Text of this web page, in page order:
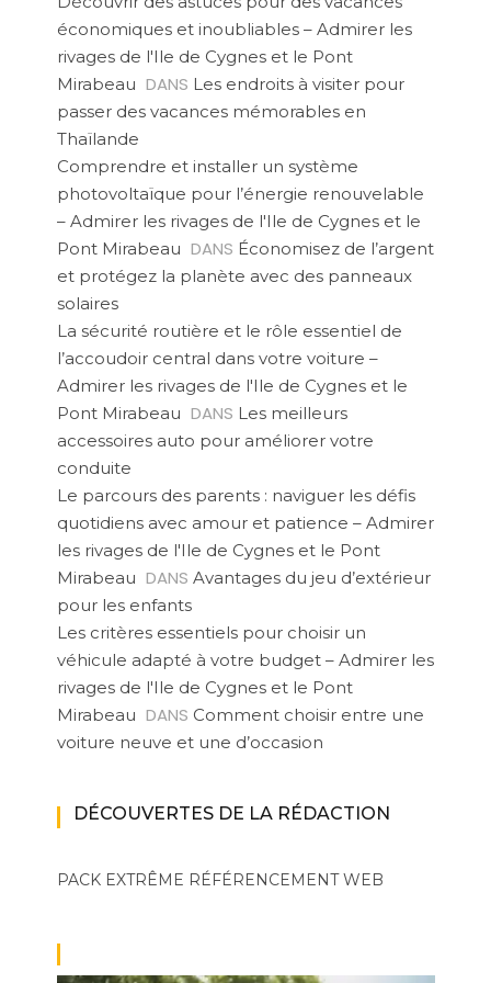
économiques et inoubliables – Admirer les
rivages de l'Ile de Cygnes et le Pont
Mirabeau DANS Les endroits à visiter pour
passer des vacances mémorables en
Thaïlande
Comprendre et installer un système
photovoltaïque pour l’énergie renouvelable
– Admirer les rivages de l'Ile de Cygnes et le
Pont Mirabeau DANS Économisez de l’argent
et protégez la planète avec des panneaux
solaires
La sécurité routière et le rôle essentiel de
l’accoudoir central dans votre voiture –
Admirer les rivages de l'Ile de Cygnes et le
Pont Mirabeau DANS Les meilleurs
accessoires auto pour améliorer votre
conduite
Le parcours des parents : naviguer les défis
quotidiens avec amour et patience – Admirer
les rivages de l'Ile de Cygnes et le Pont
Mirabeau DANS Avantages du jeu d’extérieur
pour les enfants
Les critères essentiels pour choisir un
véhicule adapté à votre budget – Admirer les
rivages de l'Ile de Cygnes et le Pont
Mirabeau DANS Comment choisir entre une
voiture neuve et une d’occasion
DÉCOUVERTES DE LA RÉDACTION
PACK EXTRÊME RÉFÉRENCEMENT WEB